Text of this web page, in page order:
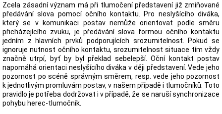
Zcela zásadní význam má při tlumočení představení již zmiňované
předávání slova pomocí očního kontaktu. Pro neslyšícího diváka,
který se v komunikaci postav nemůže orientovat podle směru
přicházejícího zvuku, je předávání slova formou očního kontaktu
jedním z hlavních prvků podporujících srozumitelnost. Pokud se
ignoruje nutnost očního kontaktu, srozumitelnost situace tím vždy
značně utrpí, byť by byl překlad sebelepší. Oční kontakt postav
napomáhá orientaci neslyšícího diváka v ději představení. Vede jeho
pozornost po scéně správným směrem, resp. vede jeho pozornost
k jednotlivým promluvám postav, v našem případě i tlumočníků. Toto
pravidlo je potřeba dodržovat i v případě, že se naruší synchronizace
pohybu herec-tlumočník.